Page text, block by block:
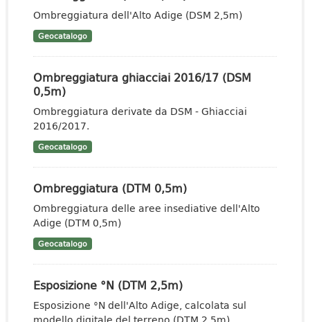
Ombreggiatura dell'Alto Adige (DSM 2,5m)
Geocatalogo
Ombreggiatura ghiacciai 2016/17 (DSM
0,5m)
Ombreggiatura derivate da DSM - Ghiacciai
2016/2017.
Geocatalogo
Ombreggiatura (DTM 0,5m)
Ombreggiatura delle aree insediative dell'Alto
Adige (DTM 0,5m)
Geocatalogo
Esposizione °N (DTM 2,5m)
Esposizione °N dell'Alto Adige, calcolata sul